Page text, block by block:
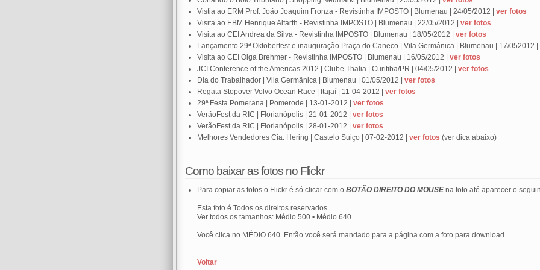
Vistia ao ERM Prof. João Joaquim Fronza - Revistinha IMPOSTO | Blumenau | 24/05/2012 | ver fotos
Visita ao EBM Henrique Alfarth - Revistinha IMPOSTO | Blumenau | 22/05/2012 | ver fotos
Visita ao CEI Andrea da Silva - Revistinha IMPOSTO | Blumenau | 18/05/2012 | ver fotos
Lançamento 29ª Oktoberfest e inauguração Praça do Caneco | Vila Germânica | Blumenau | 17/052012 |
Visita ao CEI Olga Brehmer - Revistinha IMPOSTO | Blumenau | 16/05/2012 | ver fotos
JCI Conference of the Americas 2012 | Clube Thalia | Curitiba/PR | 04/05/2012 | ver fotos
Dia do Trabalhador | Vila Germânica | Blumenau | 01/05/2012 | ver fotos
Regata Stopover Volvo Ocean Race | Itajaí | 11-04-2012 | ver fotos
29ª Festa Pomerana | Pomerode | 13-01-2012 | ver fotos
VerãoFest da RIC | Florianópolis | 21-01-2012 | ver fotos
VerãoFest da RIC | Florianópolis | 28-01-2012 | ver fotos
Melhores Vendedores Cia. Hering | Castelo Suiço | 07-02-2012 |
ver fotos (ver dica abaixo)
Como baixar as fotos no Flickr
Para copiar as fotos o Flickr é só clicar com o BOTÃO DIREITO DO MOUSEna foto até aparecer o
Esta foto é Todos os direitos reservados
Ver todos os tamanhos: Médio 500 • Médio 640
Você clica no MÉDIO 640. Então você será mandado para a página com a foto para download.
Voltar